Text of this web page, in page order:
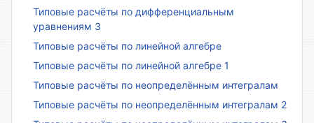
Типовые расчёты по дифференциальным
уравнениям 3
Типовые расчёты по линейной алгебре
Типовые расчёты по линейной алгебре 1
Типовые расчёты по неопределённым интегралам
Типовые расчёты по неопределённым интегралам 2